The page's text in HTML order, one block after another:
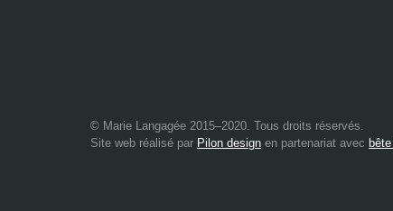
© Marie Langagée 2015–2020. Tous droits réservés.
Site web réalisé par Pilon design en partenariat avec